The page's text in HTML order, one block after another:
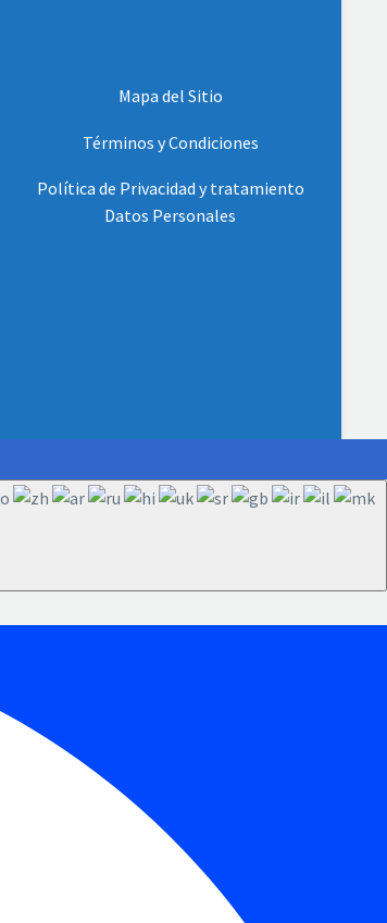
Mapa del Sitio
Términos y Condiciones
Política de Privacidad y tratamiento
Datos Personales